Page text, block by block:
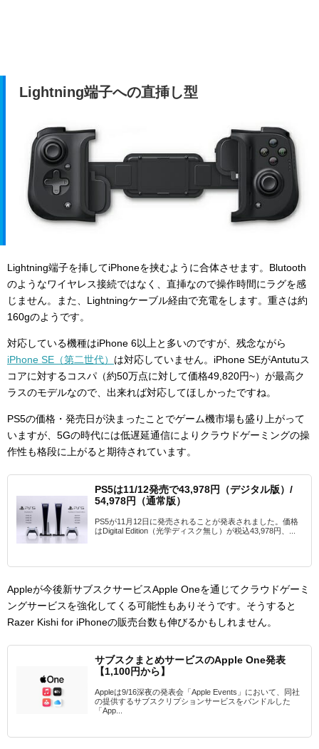
Lightning端子への直挿し型
Lightning端子を挿してiPhoneを挟むように合体させます。Blutooth
のようなワイヤレス接続ではなく、直挿なので操作時間にラグを感
じません。また、Lightningケーブル経由で充電をします。重さは約
160gのようです。
対応している機種はiPhone 6以上と多いのですが、残念ながら
iPhone SE（第二世代） は対応していません。iPhone SEがAntutuス
コアに対するコスパ（約50万点に対して価格49,820円~）が最高ク
ラスのモデルなので、出来れば対応してほしかったですね。
PS5の価格・発売日が決まったことでゲーム機市場も盛り上がって
いますが、5Gの時代には低遅延通信によりクラウドゲーミングの操
作性も格段に上がると期待されています。
PS5は11/12発売で43,978円（デジタル版）/
54,978円（通常版）
PS5が11月12日に発売されることが発表されました。価格
はDigital Edition（光学ディスク無し）が税込43,978円、...
Appleが今後新サブスクサービスApple Oneを通じてクラウドゲーミ
ングサービスを強化してくる可能性もありそうです。そうすると
Razer Kishi for iPhoneの販売台数も伸びるかもしれません。
サブスクまとめサービスのApple One発表
【1,100円から】
Appleは9/16深夜の発表会「Apple Events」において、同社
の提供するサブスクリプションサービスをバンドルした
「App...